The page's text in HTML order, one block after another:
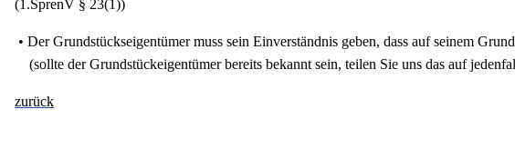
(1.SprenV § 23(1))
• Der Grundstückseigentümer muss sein Einverständnis geben, dass auf seinem
(sollte der Grundstückeigentümer bereits bekannt sein, teilen Sie uns das auf
zurück